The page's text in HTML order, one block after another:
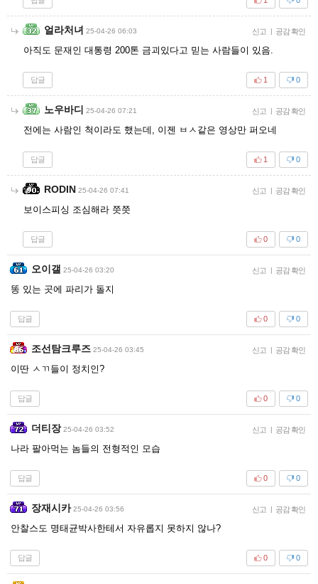
얼라처녀 25-04-26 06:03 신고 | 공감 확인
아직도 문재인 대통령 200톤 금괴있다고 믿는 사람들이 있음.
답글 0
1
노우바디 25-04-26 07:21 신고 | 공감 확인
전에는 사람인 척이라도 했는데, 이젠 ㅂㅅ같은 영상만 퍼오네
답글 0
1
RODIN 25-04-26 07:41 신고 | 공감 확인
보이스피싱 조심해라 쯧쯧
답글 0
0
오이갤 25-04-26 03:20 신고 | 공감 확인
똥 있는 곳에 파리가 돌지
답글 0
0
조선탐크루즈 25-04-26 03:45 신고 | 공감 확인
이딴 ㅅㄲ들이 정치인?
답글 0
0
더티장 25-04-26 03:52 신고 | 공감 확인
나라 팔아먹는 놈들의 전형적인 모습
답글 0
0
장재시카 25-04-26 03:56 신고 | 공감 확인
안찰스도 명태균박사한테서 자유롭지 못하지 않나?
답글 0
0